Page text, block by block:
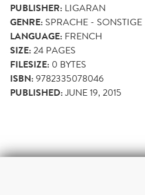
PUBLISHER: LIGARAN
GENRE: SPRACHE - SONSTIGE
LANGUAGE: FRENCH
SIZE:24 PAGES
FILESIZE: 0 BYTES
ISBN:9782335078046
PUBLISHED:JUNE 19, 2015